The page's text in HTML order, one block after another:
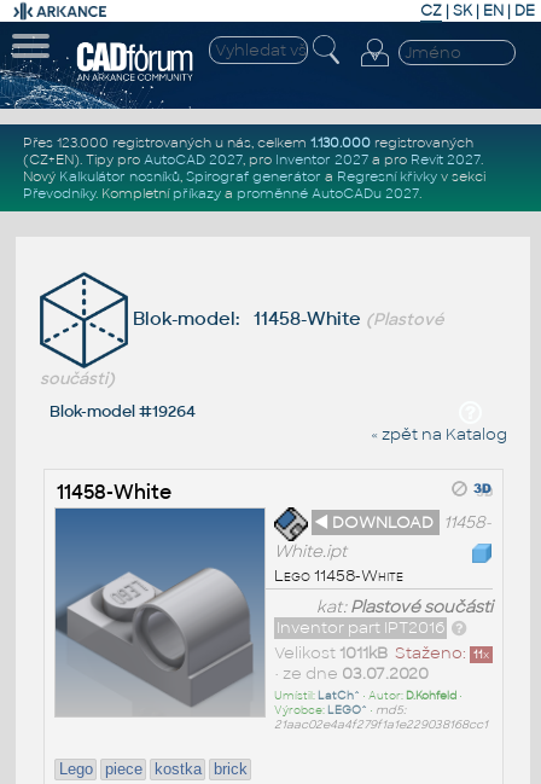
CZ | SK| EN | DE
Přes 123.000 registrovaných u nás, celkem 1.130.000registrovaných
(CZ+EN). Tipy pro AutoCAD 2027, pro Inventor 2027a pro Revit 2027.
Nový Kalkulátor nosníků, Spirograf generátor a Regresní křivkyv sekci
Převodníky. Kompletní příkazya proměnné AutoCADu 2027.
Blok-model: 11458-White (Plastové
součásti)
Blok-model #19264
« zpět na Katalog
11458-White
◄ DOWNLOAD
11458-
White.ipt
Lego 11458-White
kat:Plastové součásti
Inventor part IPT2016
Staženo: 11x
Velikost 1011kB
• ze dne 03.07.2020
Umístil: LatCh^ • Autor: D.Kohfeld•
Výrobce: LEGO^ • md5:
21aac02e4a4f279f1a1e229038168cc1
Lego piece kostka brick